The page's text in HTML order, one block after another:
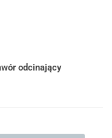
odcinający